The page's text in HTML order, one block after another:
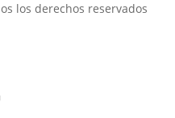
los derechos reservados